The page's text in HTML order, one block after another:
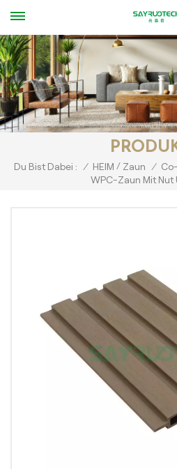
Du Bist Dabei : / HEIM / Zaun /
WPC-Zaun Mit Nut